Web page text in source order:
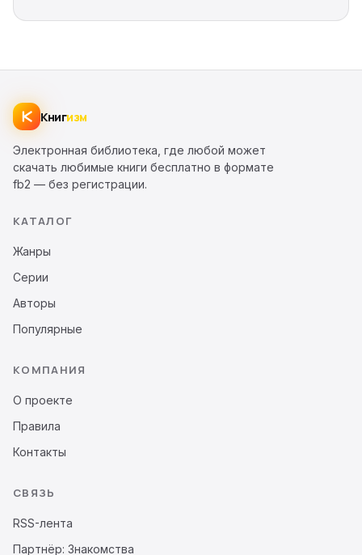
Книгизм
Электронная библиотека, где любой может
скачать любимые книги бесплатно в формате
fb2 — без регистрации.
КАТАЛОГ
Жанры
Серии
Авторы
Популярные
КОМПАНИЯ
О проекте
Правила
Контакты
СВЯЗЬ
RSS-лента
Партнёр: Знакомства